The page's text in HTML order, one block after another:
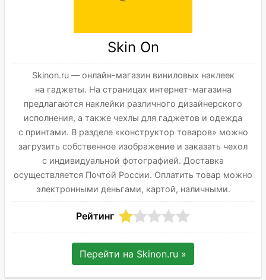
Skin On
Skinon.ru — онлайн-магазин виниловых наклеек
на гаджеты. На страницах интернет-магазина
предлагаются наклейки различного дизайнерского
исполнения, а также чехлы для гаджетов и одежда
с принтами. В разделе «конструктор товаров» можно
загрузить собственное изображение и заказать чехол
с индивидуальной фотографией. Доставка
осуществляется Почтой России. Оплатить товар можно
электронными деньгами, картой, наличными.
Рейтинг
Перейти на Skinon.ru »